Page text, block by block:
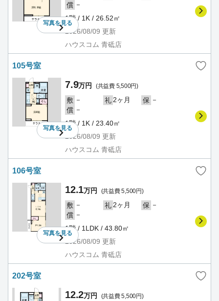
写真を見る
償 －
1階 / 1K / 26.52㎡
2026/08/09 更新
ハウスコム 青砥店
105号室
写真を見る
7.9万円 (共益費 5,500円)
敷 － 礼2ヶ月 保 －
償 －
1階 / 1K / 23.40㎡
2026/08/09 更新
ハウスコム 青砥店
106号室
写真を見る
12.1万円 (共益費 5,500円)
敷 － 礼2ヶ月 保 －
償 －
1階 / 1LDK / 43.80㎡
2026/08/09 更新
ハウスコム 青砥店
202号室
12.2万円 (共益費 5,500円)